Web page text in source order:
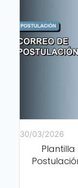
30/03/2026